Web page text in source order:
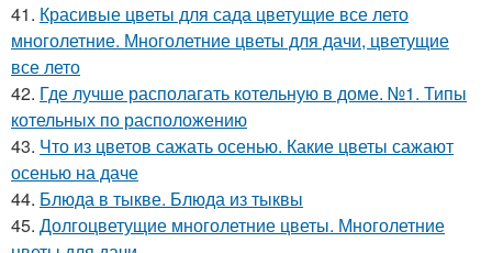
41. Красивые цветы для сада цветущие все лето
многолетние. Многолетние цветы для дачи, цветущие
все лето
42. Где лучше располагать котельную в доме. №1. Типы
котельных по расположению
43. Что из цветов сажать осенью. Какие цветы сажают
осенью на даче
44. Блюда в тыкве. Блюда из тыквы
45. Долгоцветущие многолетние цветы. Многолетние